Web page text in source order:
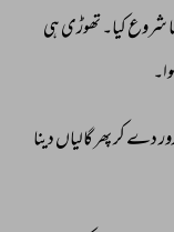
شروع کیا۔ تھوڑی ہی
دے کر پھر گالیاں دینا